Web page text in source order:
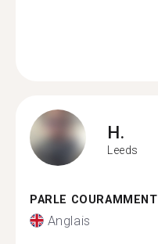
H.
Leeds
PARLE COURAMMENT
Anglais